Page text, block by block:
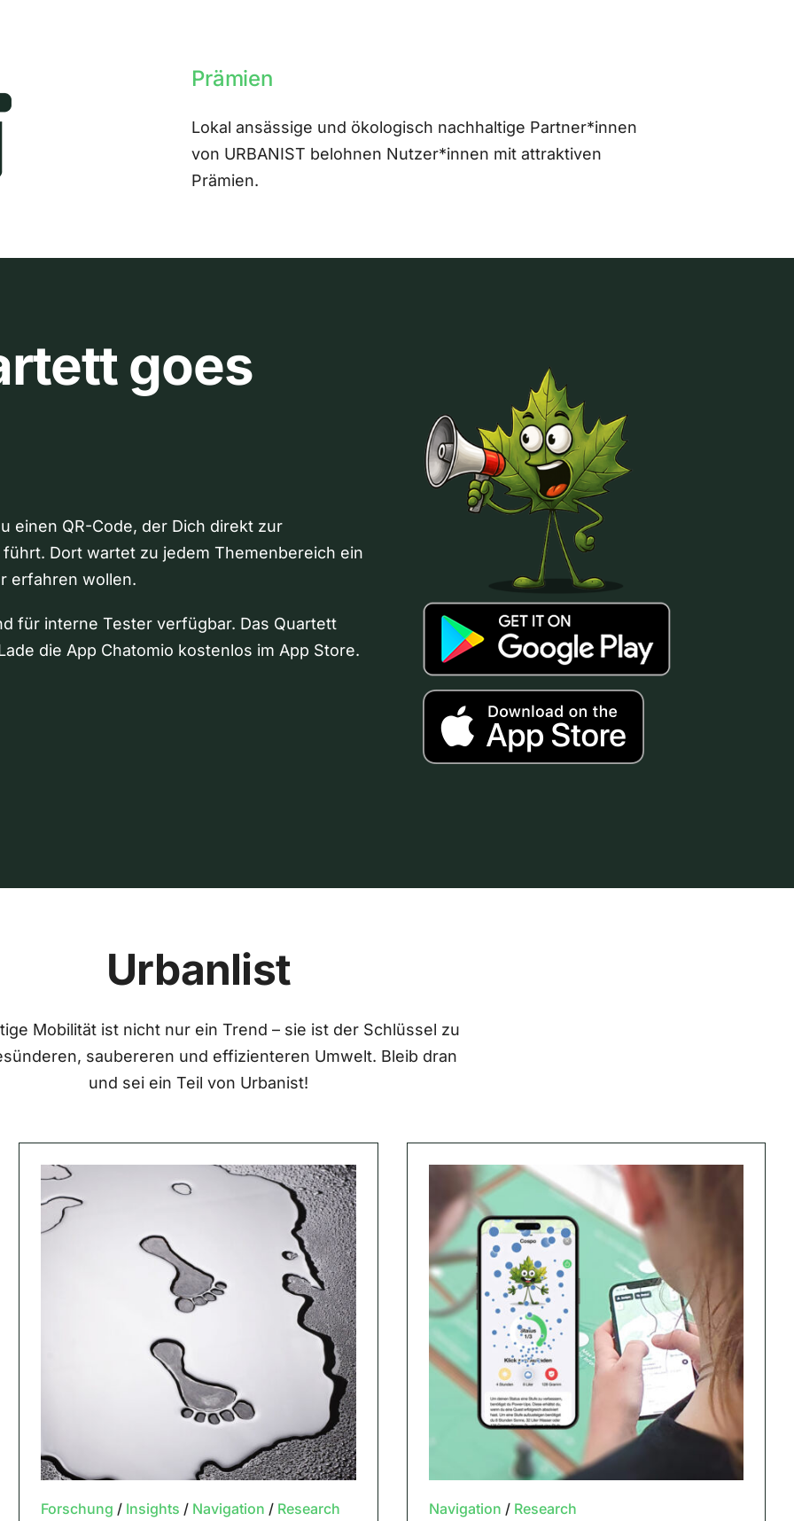
Prämien
Lokal ansässige und ökologisch nachhaltige Partner*innen
von URBANIST belohnen Nutzer*innen mit attraktiven
Prämien.
goes
einen QR-Code, der Dich direkt zur
Dort wartet zu jedem Themenbereich ein
erfahren wollen.
für interne Tester verfügbar. Das Quartett
die App Chatomio kostenlos im App Store.
Urbanlist
Mobilität ist nicht nur ein Trend – sie ist der Schlüssel zu
saubereren und effizienteren Umwelt. Bleib dran
und sei ein Teil von Urbanist!
Forschung / Insights / Navigation / Research Navigation / Research